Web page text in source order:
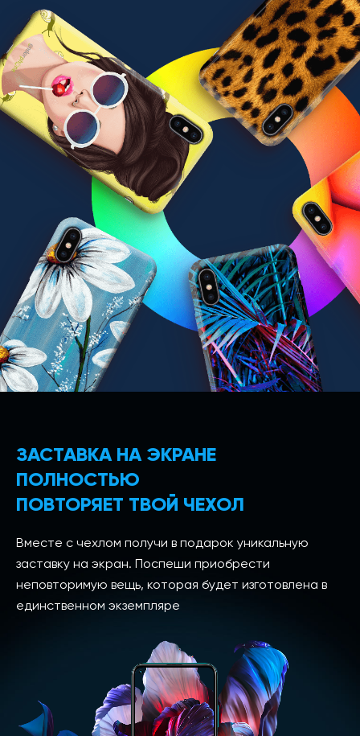
ЗАСТАВКА НА ЭКРАНЕ
ПОЛНОСТЬЮ
ПОВТОРЯЕТ ТВОЙ ЧЕХОЛ
Вместе с чехлом получи в подарок уникальную
заставку на экран. Поспеши приобрести
неповторимую вещь, которая будет изготовлена в
единственном экземпляре